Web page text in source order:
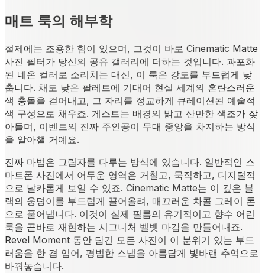
매트 룩의 해부학
절제에는 조용한 힘이 있으며, 그것이 바로 Cinematic Matte
사진 필터가 당신의 공유 갤러리에 더하는 것입니다. 과포화
된 네온 컬러로 소리치는 대신, 이 룩은 강도를 부드럽게 낮
춥니다. 채도 낮은 팔레트에 기대어 현실 세계의 혼란스러운
색 충돌을 걷어내고, 그 자리를 정교하게 큐레이션된 예술적
색 구성으로 채우죠. 게스트는 배경의 밝고 산만한 색조가 잦
아들며, 이벤트의 진짜 주인공이 무대 중앙을 차지하는 방식
을 알아챌 거예요.
진짜 마법은 그림자를 다루는 방식에 있습니다. 일반적인 스
마트폰 사진에서 어두운 영역은 거칠고, 묵직하고, 디지털적
으로 날카롭게 보일 수 있죠. Cinematic Matte는 이 깊은 블
랙의 웅덩이를 부드럽게 끌어올려, 매끄러운 차콜 그레이 톤
으로 풀어냅니다. 이것이 실제 필름의 유기적이고 향수 어린
룩을 곧바로 재현하는 시그니처 벨벳 마감을 만들어내죠.
Revel Moment 동안 담긴 모든 사진이 이 분위기 있는 부드
러움을 한 겹 입어, 평범한 스냅을 아름답게 빛바랜 추억으로
바꿔놓습니다.